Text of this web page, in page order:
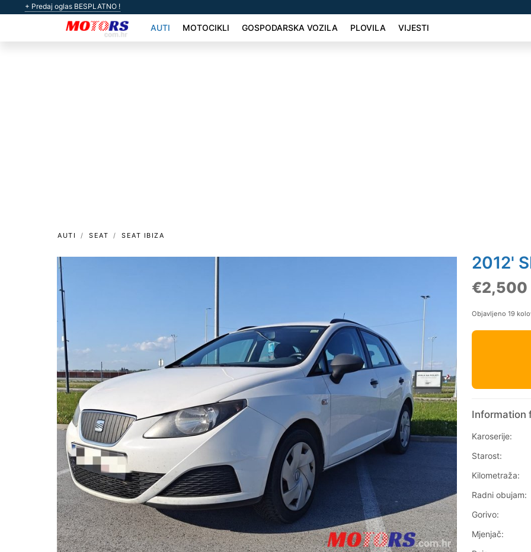
+ Predaj oglas BESPLATNO !
AUTI MOTOCIKLI GOSPODARSKA VOZILA PLOVILA VIJESTI
AUTI SEAT SEAT IBIZA
2012'
€2,500
Objavljeno 19
Information
Karoserije:
Starost:
Kilometraža:
Radni obujam:
Gorivo:
Mjenjač: